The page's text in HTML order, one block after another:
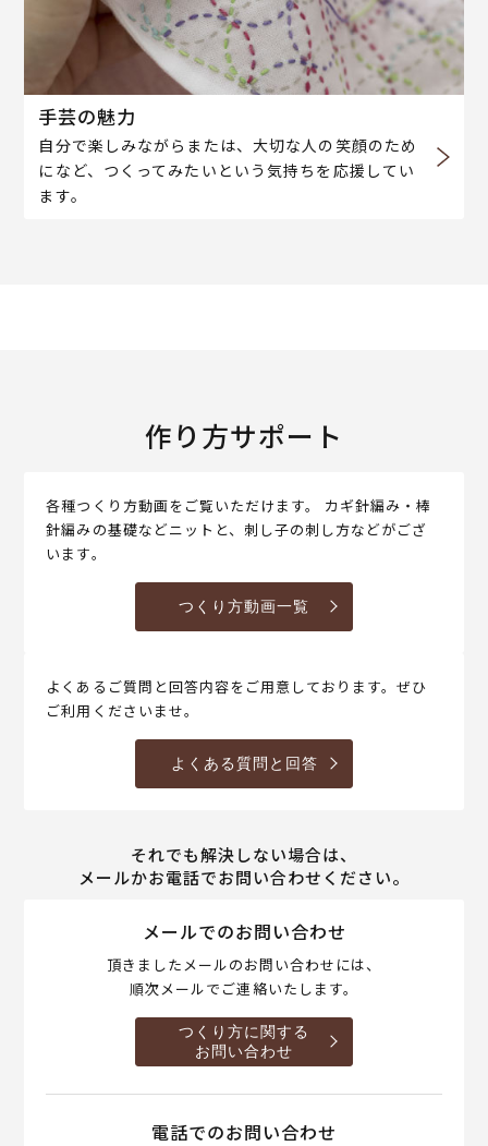
手芸の魅力
自分で楽しみながらまたは、大切な人の笑顔のため
になど、つくってみたいという気持ちを応援してい
ます。
作り方サポート
各種つくり方動画をご覧いただけます。 カギ針編み・棒
針編みの基礎などニットと、刺し子の刺し方などがござ
います。
つくり方動画一覧
よくあるご質問と回答内容をご用意しております。ぜひ
ご利用くださいませ。
よくある質問と回答
それでも解決しない場合は、
メールかお電話でお問い合わせください。
メールでのお問い合わせ
頂きましたメールのお問い合わせには、
順次メールでご連絡いたします。
つくり方に関する
お問い合わせ
電話でのお問い合わせ